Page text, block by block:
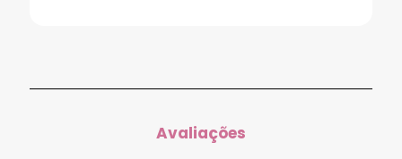
Avaliações